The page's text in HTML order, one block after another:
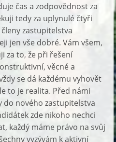
čas a zodpovědnost za
tedy za uplynulé čtyři
zastupitelstva
jen vše dobré. Vám všem,
za to, že při řešení
věcné a
se dá každému vyhovět
to je realita. Před námi
do nového zastupitelstva
zde nikoho nechci
každý máme právo na svůj
vyzývám k aktivní